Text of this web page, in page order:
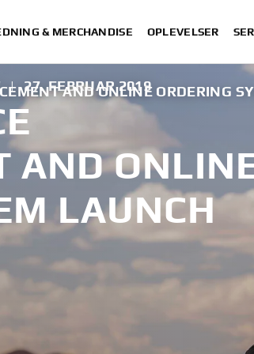
& MERCHANDISE OPLEVELSER
AND ONLINE ORDERING
| 27. FEBRUAR 2019
AND
LAUNCH